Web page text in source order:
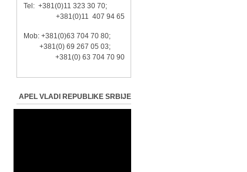
Tel: +381(0)11 323 30 70;
+381(0)11 407 94 65
Mob: +381(0)63 704 70 80;
+381(0) 69 267 05 03;
+381(0) 63 704 70 90
APEL VLADI REPUBLIKE SRBIJE